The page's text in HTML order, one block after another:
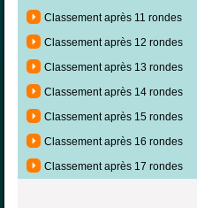
Classement après 11 rondes
Classement après 12 rondes
Classement après 13 rondes
Classement après 14 rondes
Classement après 15 rondes
Classement après 16 rondes
Classement après 17 rondes